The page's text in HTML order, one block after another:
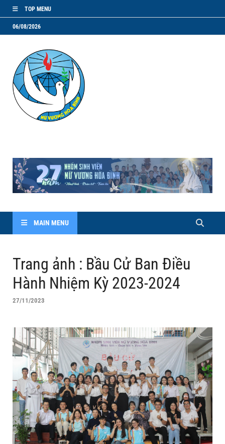
TOP MENU
06/08/2026
MAIN MENU
Trang ảnh : Bầu Cử Ban Điều
Hành Nhiệm Kỳ 2023-2024
27/11/2023